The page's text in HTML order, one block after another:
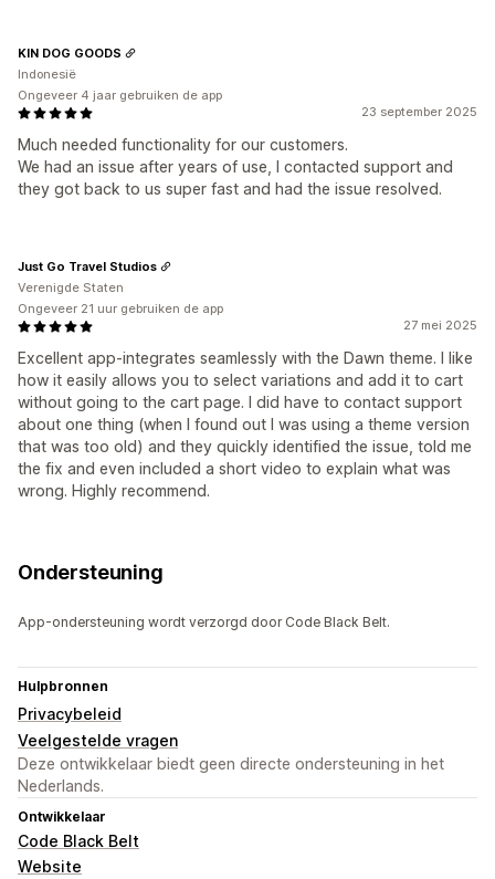
23 september 2025
Much needed functionality for our customers.
We had an issue after years of use, I contacted support and
they got back to us super fast and had the issue resolved.
KIN DOG GOODS
Indonesië
Ongeveer 4 jaar gebruiken de app
27 mei 2025
Excellent app-integrates seamlessly with the Dawn theme. I like
how it easily allows you to select variations and add it to cart
without going to the cart page. I did have to contact support
about one thing (when I found out I was using a theme version
that was too old) and they quickly identified the issue, told me
the fix and even included a short video to explain what was
wrong. Highly recommend.
Just Go Travel Studios
Verenigde Staten
Ongeveer 21 uur gebruiken de app
Ondersteuning
App-ondersteuning wordt verzorgd door Code Black Belt.
Hulpbronnen
Privacybeleid
Veelgestelde vragen
Deze ontwikkelaar biedt geen directe ondersteuning in het
Nederlands.
Ontwikkelaar
Code Black Belt
Website